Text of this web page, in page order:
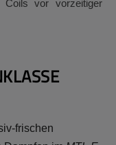
vor vorzeitiger
frischen